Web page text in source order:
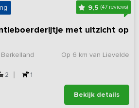
9,5(47 reviews)
met uitzicht op
Op 6 km van Lievelde
2 1
Bekijk details